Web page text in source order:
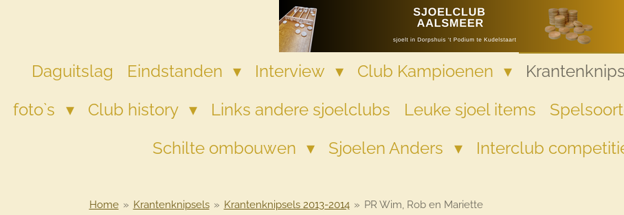
hoofdinhoud
Daguitslag Eindstanden Interview Club Kampioenen
foto`s
Club history Links andere sjoelclubs Leuke sjoel items
Schilte ombouwen
Sjoelen Anders Interclub
Home » Krantenknipsels » Krantenknipsels 2013-2014 » PR Wim, Rob en Mariette